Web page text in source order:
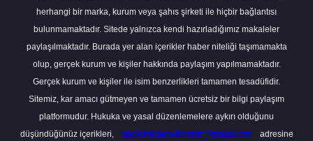
herhangi bir marka, kurum veya şahıs şirketi ile hiçbir bağlantısı
bulunmamaktadır. Sitede yalnızca kendi hazırladığımız makaleler
paylaşılmaktadır. Burada yer alan içerikler haber niteliği taşımamakta
olup, gerçek kurum ve kişiler hakkında paylaşım yapılmamaktadır.
Gerçek kurum ve kişiler ile isim benzerlikleri tamamen tesadüfidir.
Sitemiz, kar amacı gütmeyen ve tamamen ücretsiz bir bilgi paylaşım
platformudur. Hukuka ve yasal düzenlemelere aykırı olduğunu
düşündüğünüz içerikleri,
backlinkpanelicomtr@gmail.com adresine